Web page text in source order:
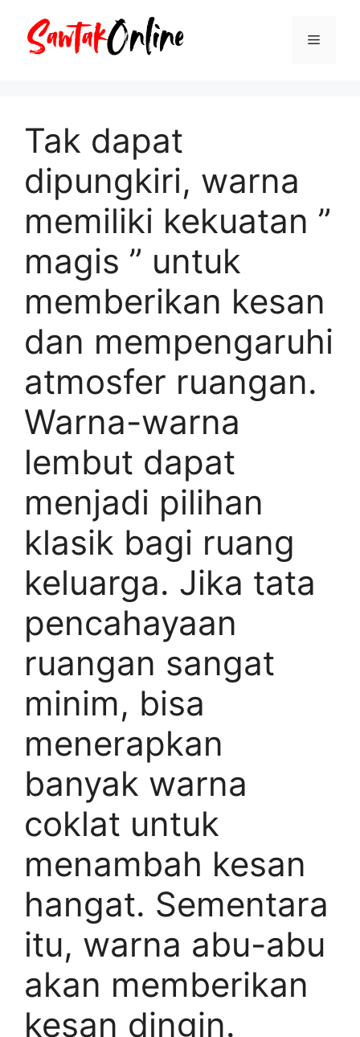
Menu
Tak dapat
dipungkiri, warna
memiliki kekuatan ”
magis ” untuk
memberikan kesan
dan mempengaruhi
atmosfer ruangan.
Warna-warna
lembut dapat
menjadi pilihan
klasik bagi ruang
keluarga. Jika tata
pencahayaan
ruangan sangat
minim, bisa
menerapkan
banyak warna
coklat untuk
menambah kesan
hangat. Sementara
itu, warna abu-abu
akan memberikan
kesan dingin.